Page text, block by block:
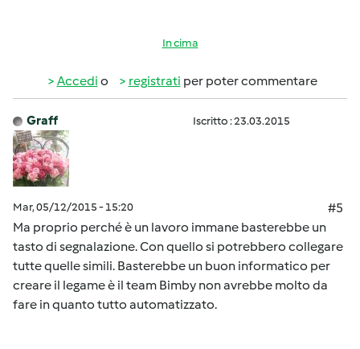
In cima
Accedi o registrati per poter commentare
Graff Iscritto : 23.03.2015
Mar, 05/12/2015 - 15:20
#5
Ma proprio perché è un lavoro immane basterebbe un
tasto di segnalazione. Con quello si potrebbero collegare
tutte quelle simili. Basterebbe un buon informatico per
creare il legame è il team Bimby non avrebbe molto da
fare in quanto tutto automatizzato.